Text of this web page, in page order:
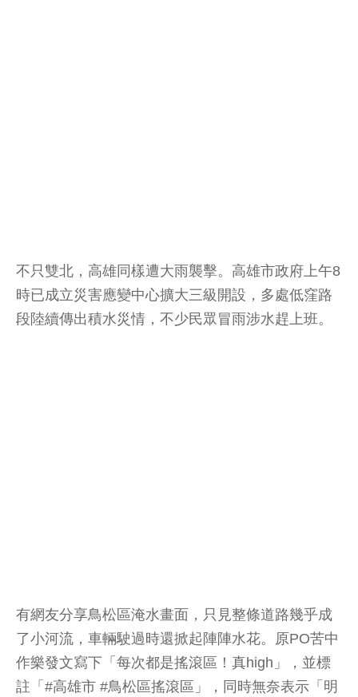
不只雙北，高雄同樣遭大雨襲擊。高雄市政府上午8
時已成立災害應變中心擴大三級開設，多處低窪路
段陸續傳出積水災情，不少民眾冒雨涉水趕上班。
有網友分享鳥松區淹水畫面，只見整條道路幾乎成
了小河流，車輛駛過時還掀起陣陣水花。原PO苦中
作樂發文寫下「每次都是搖滾區！真high」，並標
註「#高雄市 #鳥松區搖滾區」，同時無奈表示「明